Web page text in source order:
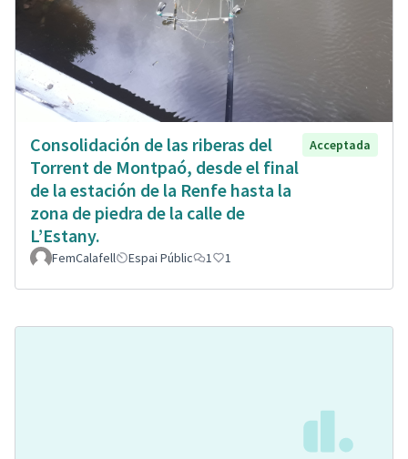
Consolidación de las riberas del
Torrent de Montpaó, desde el final
de la estación de la Renfe hasta la
zona de piedra de la calle de
L’Estany.
Acceptada
FemCalafell Espai Públic 1 1